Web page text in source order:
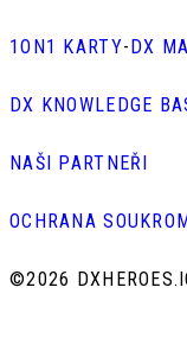
1ON1 KARTY-DX
DX KNOWLEDGE
NAŠI PARTNEŘI
OCHRANA
©2026